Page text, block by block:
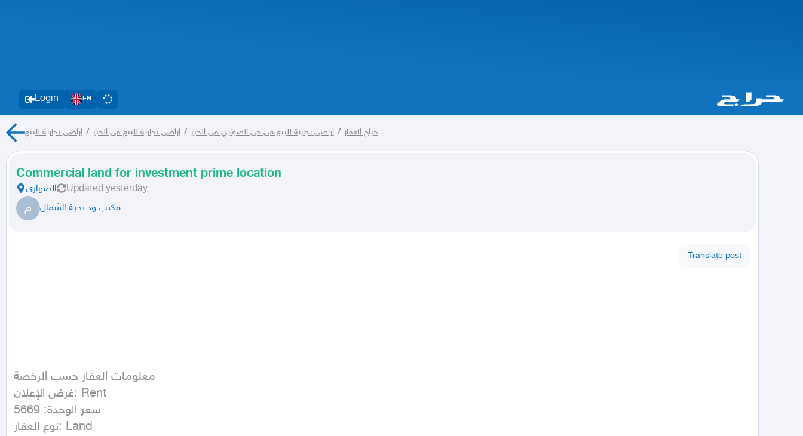
Login EN
حراج العقار / اراضي تجارية للبيع في حي الصواري في الخبر / اراضي تجارية للبيع في الخبر / اراضي تجارية للبيع
Commercial land for investment prime location
الصواري Updated yesterday
م مكتب ود نخبة الشمال
Translate post
معلومات العقار حسب الرخصة
غرض الإعلان: Rent
سعر الوحدة: 5669
نوع العقار: Land